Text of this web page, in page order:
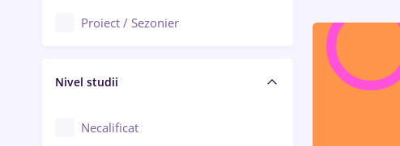
Bistrița (Bistrița-Năsăud)
Automatizări
Cercetare - dezvoltare
Chimie / Biochimie
Proiect / Sezonier
Nivel studii
Necalificat